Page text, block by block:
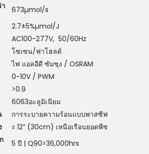
673µmol/s
2.7±5%µmol/J
AC100-277V, 50/60Hz
โซเซน/ฟาโฮลด์
ไฟ แอลอีดี ซัมซุง / OSRAM
0-10V / PWM
>0.9
6063อะลูมิเนียม
การระบายความร้อนแบบพาสซีฟ
≥ 12” (30cm) เหนือเรือนยอดพืช
5 ปี | Q90>36,000hrs